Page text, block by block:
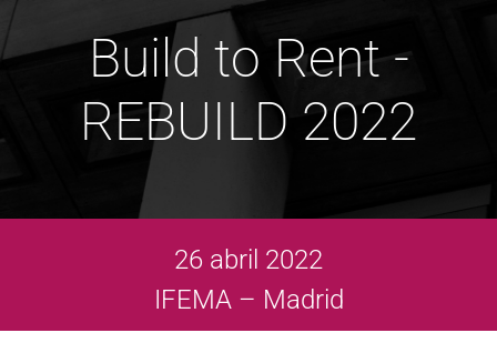
Build to Rent -
REBUILD 2022
26 abril 2022
IFEMA – Madrid